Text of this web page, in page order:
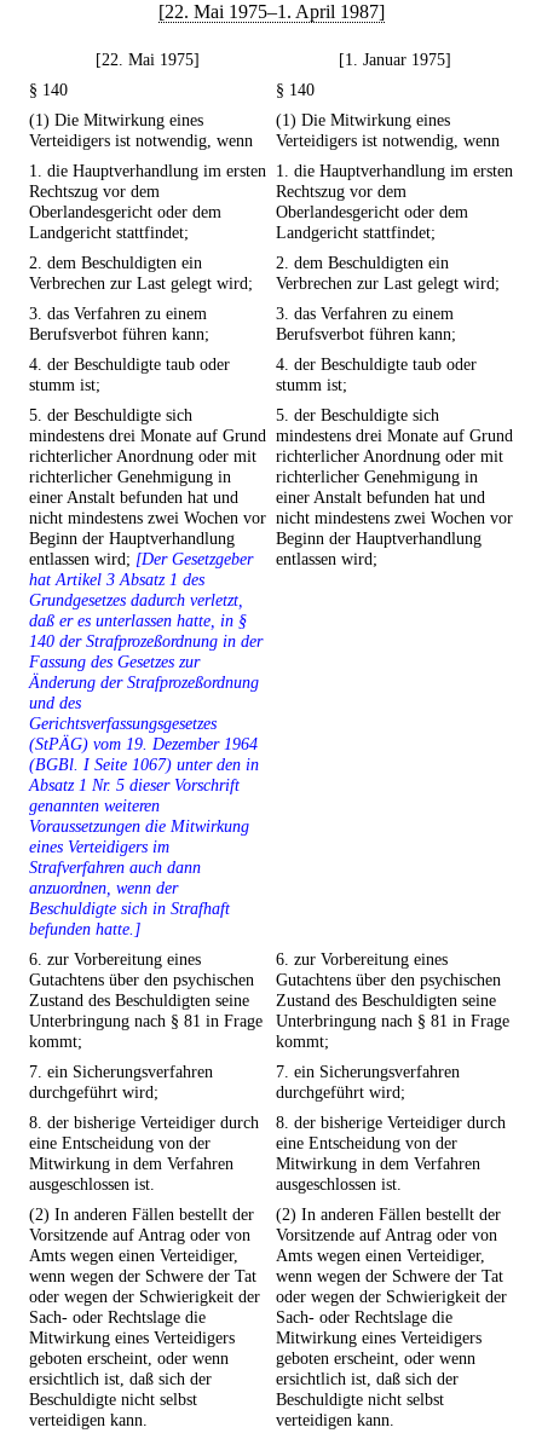
[22. Mai 1975–1. April 1987]
[22. Mai 1975]
[1. Januar 1975]
§ 140
§ 140
(1) Die Mitwirkung eines
Verteidigers ist notwendig, wenn
(1) Die Mitwirkung eines
Verteidigers ist notwendig, wenn
1. die Hauptverhandlung im ersten
Rechtszug vor dem
Oberlandesgericht oder dem
Landgericht stattfindet;
1. die Hauptverhandlung im ersten
Rechtszug vor dem
Oberlandesgericht oder dem
Landgericht stattfindet;
2. dem Beschuldigten ein
Verbrechen zur Last gelegt wird;
2. dem Beschuldigten ein
Verbrechen zur Last gelegt wird;
3. das Verfahren zu einem
Berufsverbot führen kann;
3. das Verfahren zu einem
Berufsverbot führen kann;
4. der Beschuldigte taub oder
stumm ist;
4. der Beschuldigte taub oder
stumm ist;
5. der Beschuldigte sich
mindestens drei Monate auf Grund
richterlicher Anordnung oder mit
richterlicher Genehmigung in
einer Anstalt befunden hat und
nicht mindestens zwei Wochen vor
Beginn der Hauptverhandlung
entlassen wird; [Der Gesetzgeber
hat Artikel 3 Absatz 1 des
Grundgesetzes dadurch verletzt,
daß er es unterlassen hatte, in §
140 der Strafprozeßordnung in der
Fassung des Gesetzes zur
Änderung der Strafprozeßordnung
und des
Gerichtsverfassungsgesetzes
(StPÄG) vom 19. Dezember 1964
(BGBl. I Seite 1067) unter den in
Absatz 1 Nr. 5 dieser Vorschrift
genannten weiteren
Voraussetzungen die Mitwirkung
eines Verteidigers im
Strafverfahren auch dann
anzuordnen, wenn der
Beschuldigte sich in Strafhaft
befunden hatte.]
5. der Beschuldigte sich
mindestens drei Monate auf Grund
richterlicher Anordnung oder mit
richterlicher Genehmigung in
einer Anstalt befunden hat und
nicht mindestens zwei Wochen vor
Beginn der Hauptverhandlung
entlassen wird;
6. zur Vorbereitung eines
Gutachtens über den psychischen
Zustand des Beschuldigten seine
Unterbringung nach § 81 in Frage
kommt;
6. zur Vorbereitung eines
Gutachtens über den psychischen
Zustand des Beschuldigten seine
Unterbringung nach § 81 in Frage
kommt;
7. ein Sicherungsverfahren
durchgeführt wird;
7. ein Sicherungsverfahren
durchgeführt wird;
8. der bisherige Verteidiger durch
eine Entscheidung von der
Mitwirkung in dem Verfahren
ausgeschlossen ist.
8. der bisherige Verteidiger durch
eine Entscheidung von der
Mitwirkung in dem Verfahren
ausgeschlossen ist.
(2) In anderen Fällen bestellt der
Vorsitzende auf Antrag oder von
Amts wegen einen Verteidiger,
wenn wegen der Schwere der Tat
oder wegen der Schwierigkeit der
Sach- oder Rechtslage die
Mitwirkung eines Verteidigers
geboten erscheint, oder wenn
ersichtlich ist, daß sich der
Beschuldigte nicht selbst
verteidigen kann.
(2) In anderen Fällen bestellt der
Vorsitzende auf Antrag oder von
Amts wegen einen Verteidiger,
wenn wegen der Schwere der Tat
oder wegen der Schwierigkeit der
Sach- oder Rechtslage die
Mitwirkung eines Verteidigers
geboten erscheint, oder wenn
ersichtlich ist, daß sich der
Beschuldigte nicht selbst
verteidigen kann.